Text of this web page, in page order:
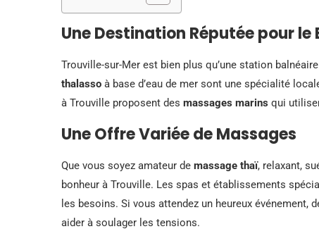
Une Destination Réputée pour
Trouville-sur-Mer est bien plus qu’une station
thalasso à base d’eau de mer sont une spécialité
à Trouville proposent des massages marins qui
Une Offre Variée de Massages
Que vous soyez amateur de massage thaï, relaxant,
bonheur à Trouville. Les spas et établissements
les besoins. Si vous attendez un heureux
aider à soulager les tensions.